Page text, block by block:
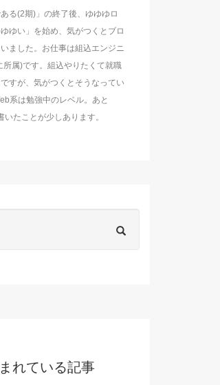
ある(2期)」の終了後、ゆゆゆロ
ゆい」を始め、気がつくとブロ
ました。お仕事は組込エンジニ
所属)です。組込やりたくて就職
すが、気がつくとそうなってい
系は勉強中のレベル。あと
たことが少しあります。
れている記事